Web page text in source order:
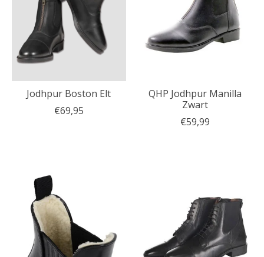
Jodhpur Boston Elt
€69,95
QHP Jodhpur Manilla
Zwart
€59,99